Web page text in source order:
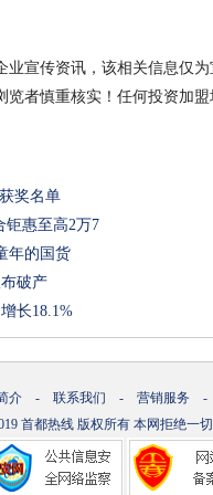
业宣传资讯，该相关信息仅
者慎重核实！任何投资加
奖名单
钜惠至高2万7
年的国货
破产
长18.1%
介 - 联系我们 - 营销服务 -
首都热线版权所有 本网拒绝一